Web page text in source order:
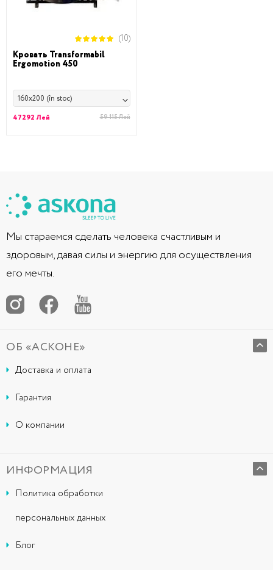
(10)
Кровать Transformabil
Ergomotion 450
160x200 (în stoc)
47292 Лей 59 115 Лей
Мы стараемся сделать человека счастливым и
здоровым, давая силы и энергию для осуществления
его мечты.
ОБ «АСКОНЕ»
Доставка и оплата
Гарантия
О компании
ИНФОРМАЦИЯ
Политика обработки
персональных данных
Блог